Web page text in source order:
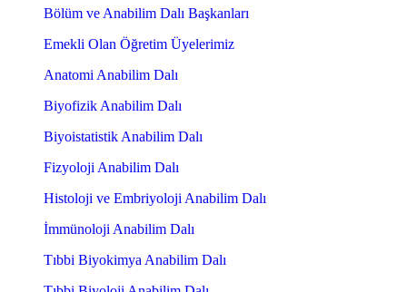
Bölüm ve Anabilim Dalı Başkanları
Emekli Olan Öğretim Üyelerimiz
Anatomi Anabilim Dalı
Biyofizik Anabilim Dalı
Biyoistatistik Anabilim Dalı
Fizyoloji Anabilim Dalı
Histoloji ve Embriyoloji Anabilim Dalı
İmmünoloji Anabilim Dalı
Tıbbi Biyokimya Anabilim Dalı